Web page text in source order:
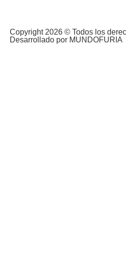
Copyright 2026 © Todos los
Desarrollado por MUNDOFURIA